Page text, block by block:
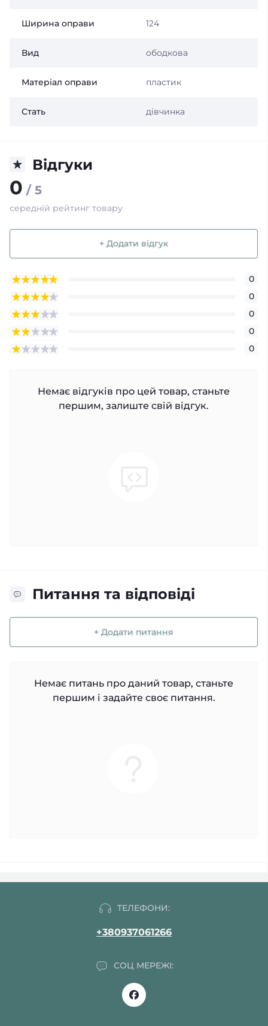
Ширина оправи 124
Вид ободкова
Матеріал оправи пластик
Стать дівчинка
Відгуки
0 / 5
середній рейтинг товару
+ Додати відгук
0
0
0
0
0
Немає відгуків про цей товар, станьте
першим, залиште свій відгук.
Питання та відповіді
+ Додати питання
Немає питань про даний товар, станьте
першим і задайте своє питання.
ТЕЛЕФОНИ:
+380937061266
СОЦ МЕРЕЖІ: